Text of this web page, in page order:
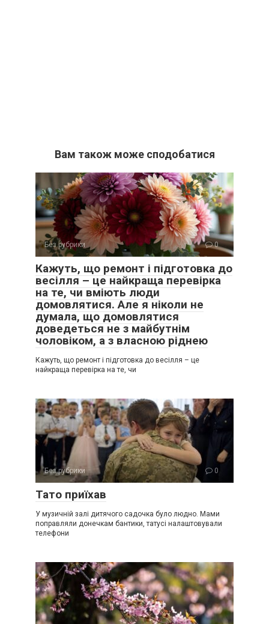
Вам також може сподобатися
Без рубрики 0
Кажуть, що ремонт і підготовка до
весілля – це найкраща перевірка
на те, чи вміють люди
домовлятися. Але я ніколи не
думала, що домовлятися
доведеться не з майбутнім
чоловіком, а з власною ріднею
Кажуть, що ремонт і підготовка до весілля – це
найкраща перевірка на те, чи
Без рубрики 0
Тато приїхав
У музичній залі дитячого садочка було людно. Мами
поправляли донечкам бантики, татусі налаштовували
телефони